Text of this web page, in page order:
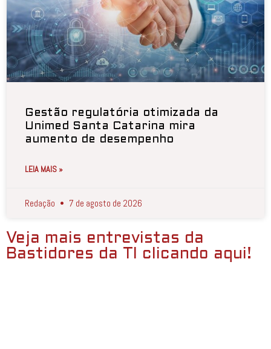
Gestão regulatória otimizada da
Unimed Santa Catarina mira
aumento de desempenho
LEIA MAIS »
Redação 7 de agosto de 2026
Veja mais entrevistas da
Bastidores da TI clicando aqui!